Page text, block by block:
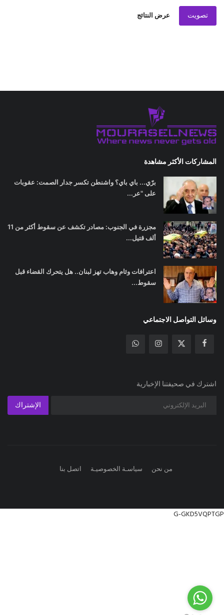
تصويت عرض النتائج
المشاركات الأكثر مشاهدة
برّي... باي باي؟ واشنطن تكسر جدار الصمت: عقوبات
على "عر...
مجزرة في الجنوب: مصادر تكشف عن سقوط أكثر من 11
ألف قتيل...
اعترافات وئام وهاب تهز لبنان.. هل يتحرك القضاء قبل
سقوط...
وسائل التواصل الاجتماعي
اشترك في صحيفتنا الإخبارية
الإشتراك
من نحن سياسـة الخصوصيـة اتصل بنا
G-GKD5VQPTGP